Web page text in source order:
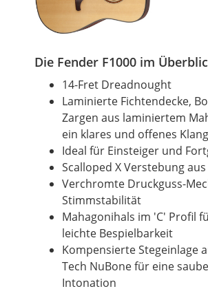
Die Fender F1000 im
14-Fret Dreadnought
Laminierte Fichtendecke,
Zargen aus laminiertem
ein klares und offenes
Ideal für Einsteiger und
Scalloped X Verstebung
Verchromte Druckguss-
Stimmstabilität
Mahagonihals im 'C' Profil
leichte Bespielbarkeit
Kompensierte Stegeinlage
Tech NuBone für eine
Intonation